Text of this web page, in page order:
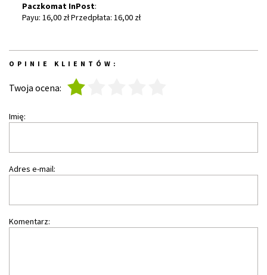
Paczkomat InPost:
Payu: 16,00 zł Przedpłata: 16,00 zł
OPINIE KLIENTÓW:
Twoja ocena:
Imię:
Adres e-mail:
Komentarz: